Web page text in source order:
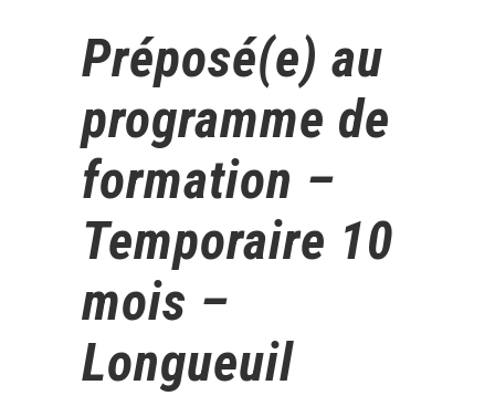
Préposé(e) au
programme de
formation –
Temporaire 10
mois –
Longueuil